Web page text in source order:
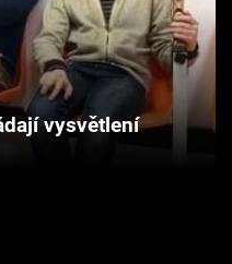
vysvětlení